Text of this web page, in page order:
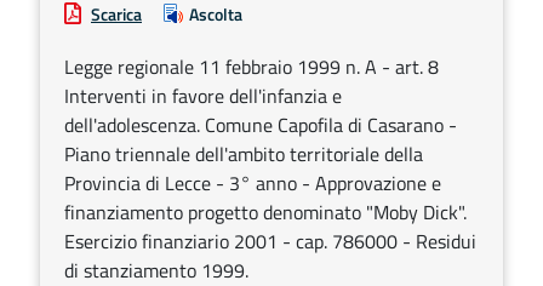
Scarica Ascolta
Legge regionale 11 febbraio 1999 n. A - art. 8
Interventi in favore dell'infanzia e
dell'adolescenza. Comune Capofila di Casarano -
Piano triennale dell'ambito territoriale della
Provincia di Lecce - 3° anno - Approvazione e
finanziamento progetto denominato "Moby Dick".
Esercizio finanziario 2001 - cap. 786000 - Residui
di stanziamento 1999.